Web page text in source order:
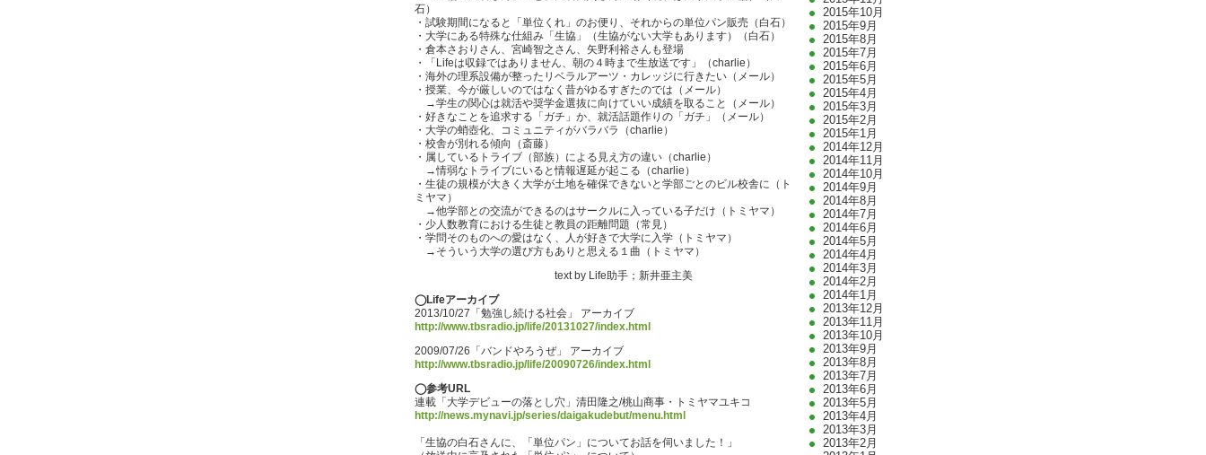
2015年10月
2015年9月
2015年8月
2015年7月
2015年6月
2015年5月
2015年4月
2015年3月
2015年2月
2015年1月
2014年12月
2014年11月
2014年10月
2014年9月
2014年8月
2014年7月
2014年6月
2014年5月
2014年4月
2014年3月
2014年2月
2014年1月
2013年12月
2013年11月
2013年10月
2013年9月
2013年8月
2013年7月
2013年6月
2013年5月
2013年4月
2013年3月
2013年2月
石）
・試験期間になると「単位くれ」のお便り、それからの単位パン販売（白石）
・大学にある特殊な仕組み「生協」（生協がない大学もあります）（白石）
・倉本さおりさん、宮崎智之さん、矢野利裕さんも登場
・「Lifeは収録ではありません、朝の４時まで生放送です」（charlie）
・海外の理系設備が整ったリベラルアーツ・カレッジに行きたい（メール）
・授業、今が厳しいのではなく昔がゆるすぎたのでは（メール）
→学生の関心は就活や奨学金選抜に向けていい成績を取ること（メール）
・好きなことを追求する「ガチ」か、就活話題作りの「ガチ」（メール）
・大学の蛸壺化、コミュニティがバラバラ（charlie）
・校舎が別れる傾向（斎藤）
・属しているトライブ（部族）による見え方の違い（charlie）
→情弱なトライブにいると情報遅延が起こる（charlie）
・生徒の規模が大きく大学が土地を確保できないと学部ごとのビル校舎に（ト
ミヤマ）
→他学部との交流ができるのはサークルに入っている子だけ（トミヤマ）
・少人数教育における生徒と教員の距離問題（常見）
・学問そのものへの愛はなく、人が好きで大学に入学（トミヤマ）
→そういう大学の選び方もありと思える１曲（トミヤマ）
text by Life助手；新井亜主美
◯Lifeアーカイブ
2013/10/27「勉強し続ける社会」 アーカイブ
http://www.tbsradio.jp/life/20131027/index.html
2009/07/26「バンドやろうぜ」 アーカイブ
http://www.tbsradio.jp/life/20090726/index.html
◯参考URL
連載「大学デビューの落とし穴」清田隆之/桃山商事・トミヤマユキコ
http://news.mynavi.jp/series/daigakudebut/menu.html
「生協の白石さんに、「単位パン」についてお話を伺いました！」